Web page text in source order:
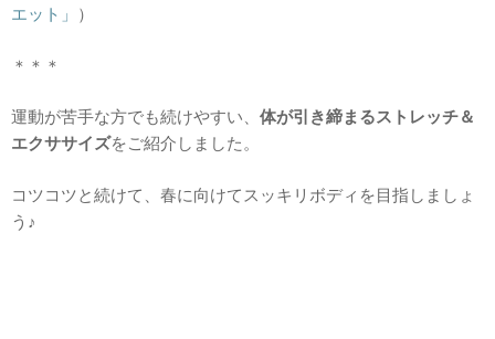
エット」
）
＊＊＊
運動が苦手な方でも続けやすい、 体が引き締まるストレッチ＆
エクササイズをご紹介しました。
コツコツと続けて、春に向けてスッキリボディを目指しましょ
う♪